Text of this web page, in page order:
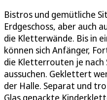
Bistros und gemütliche
Erdgeschoss, aber auch
die Kletterwände. Bis in
können sich Anfänger,
die Kletterrouten je nach
aussuchen. Geklettert
der Halle. Separat und
Glas gepackte